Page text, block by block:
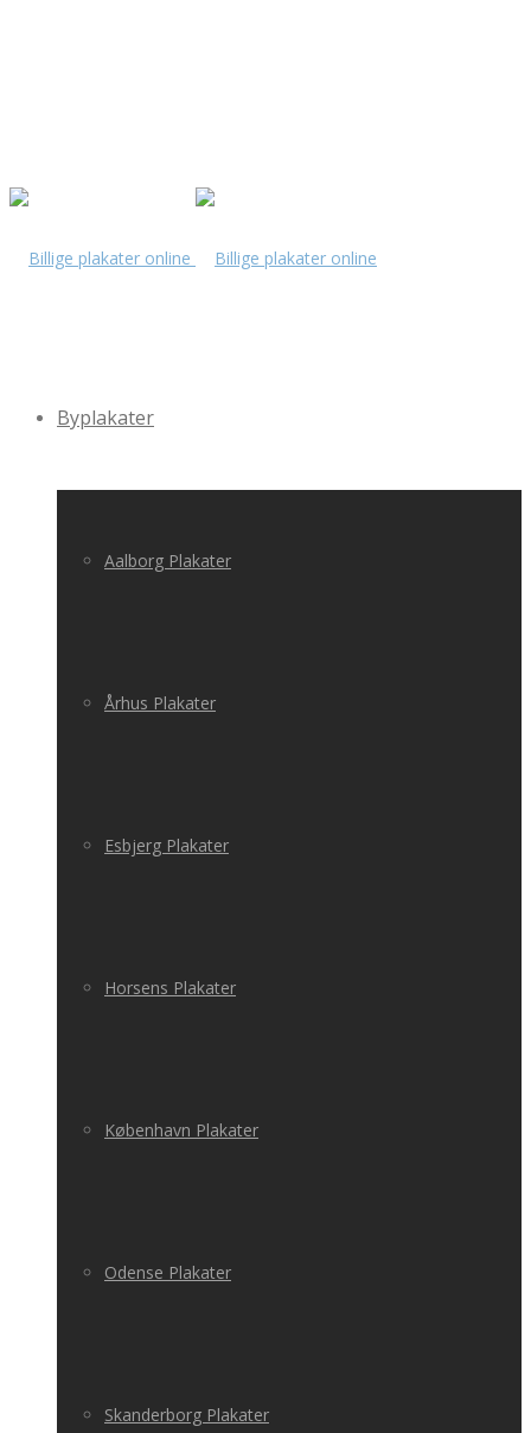
Byplakater
Aalborg Plakater
Århus Plakater
Esbjerg Plakater
Horsens Plakater
København Plakater
Odense Plakater
Skanderborg Plakater